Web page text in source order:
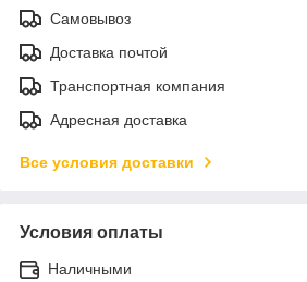
Самовывоз
Доставка почтой
Транспортная компания
Адресная доставка
Все условия доставки
Условия оплаты
Наличными